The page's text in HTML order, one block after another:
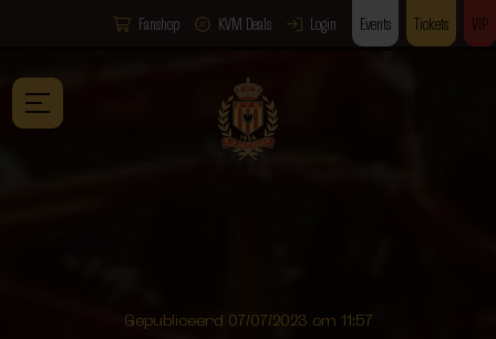
Fanshop KVM Deals Login Events Tickets VIP
Gepubliceerd 07/07/2023 om 11:57